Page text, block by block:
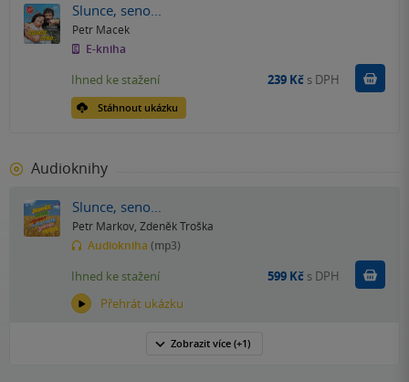
Slunce, seno...
Petr Macek
E-kniha
Stáhnout ukázku
Ihned ke stažení 239 Kč s DPH Koupit
Audioknihy
Slunce, seno...
Petr Markov, Zdeněk Troška
Audiokniha (mp3)
Přehrát ukázku
Ihned ke stažení 599 Kč s DPH Koupit
Zobrazit více (+1)